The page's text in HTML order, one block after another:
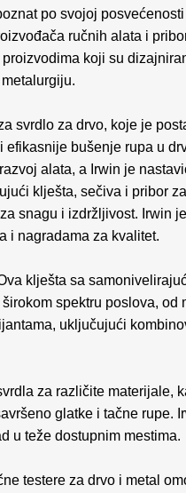
po svojoj
ručnih alata i
koji su
svrdlo za drvo, koje je
bušenje rupa u
alata, a Irwin je
klješta, sečiva i pribor
snagu i izdržljivost. Irwin
i nagradama za kvalitet.
klješta sa
spektru poslova, od
uključujući
za različite materijale,
glatke i tačne rupe.
u teže dostupnim mestima.
testere za drvo i metal